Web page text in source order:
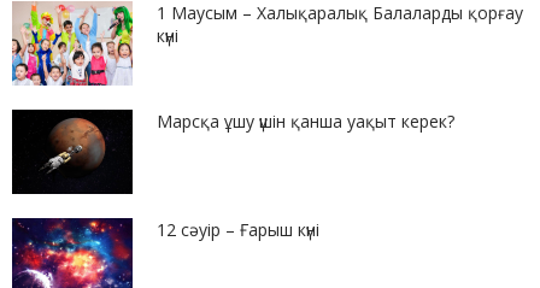
1 Маусым – Халықаралық Балаларды қорғау
күні
Марсқа ұшу үшін қанша уақыт керек?
12 сәуір – Ғарыш күні